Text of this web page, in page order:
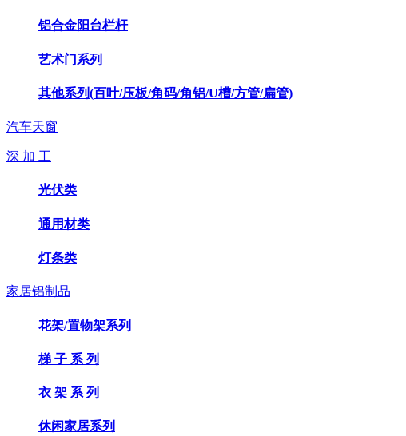
铝合金阳台栏杆
艺术门系列
其他系列(百叶/压板/角码/角铝/U槽/方管/扁管)
汽车天窗
深 加 工
光伏类
通用材类
灯条类
家居铝制品
花架/置物架系列
梯 子 系 列
衣 架 系 列
休闲家居系列